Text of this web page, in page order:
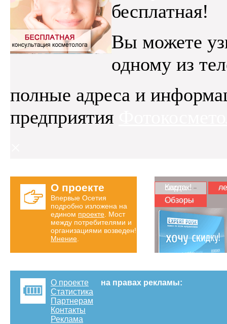
бесплатная!
Вы можете
одному из
полные адреса и
предприятия
О проекте
Впервые Осетия
подробно изложена на
едином проекте . Мост
между потребителями и
организациями возведен!
Мнение
Карта скидок!
Обзоры
О проекте
Статистика
Партнерам
Контакты
Реклама
на правах рекламы: